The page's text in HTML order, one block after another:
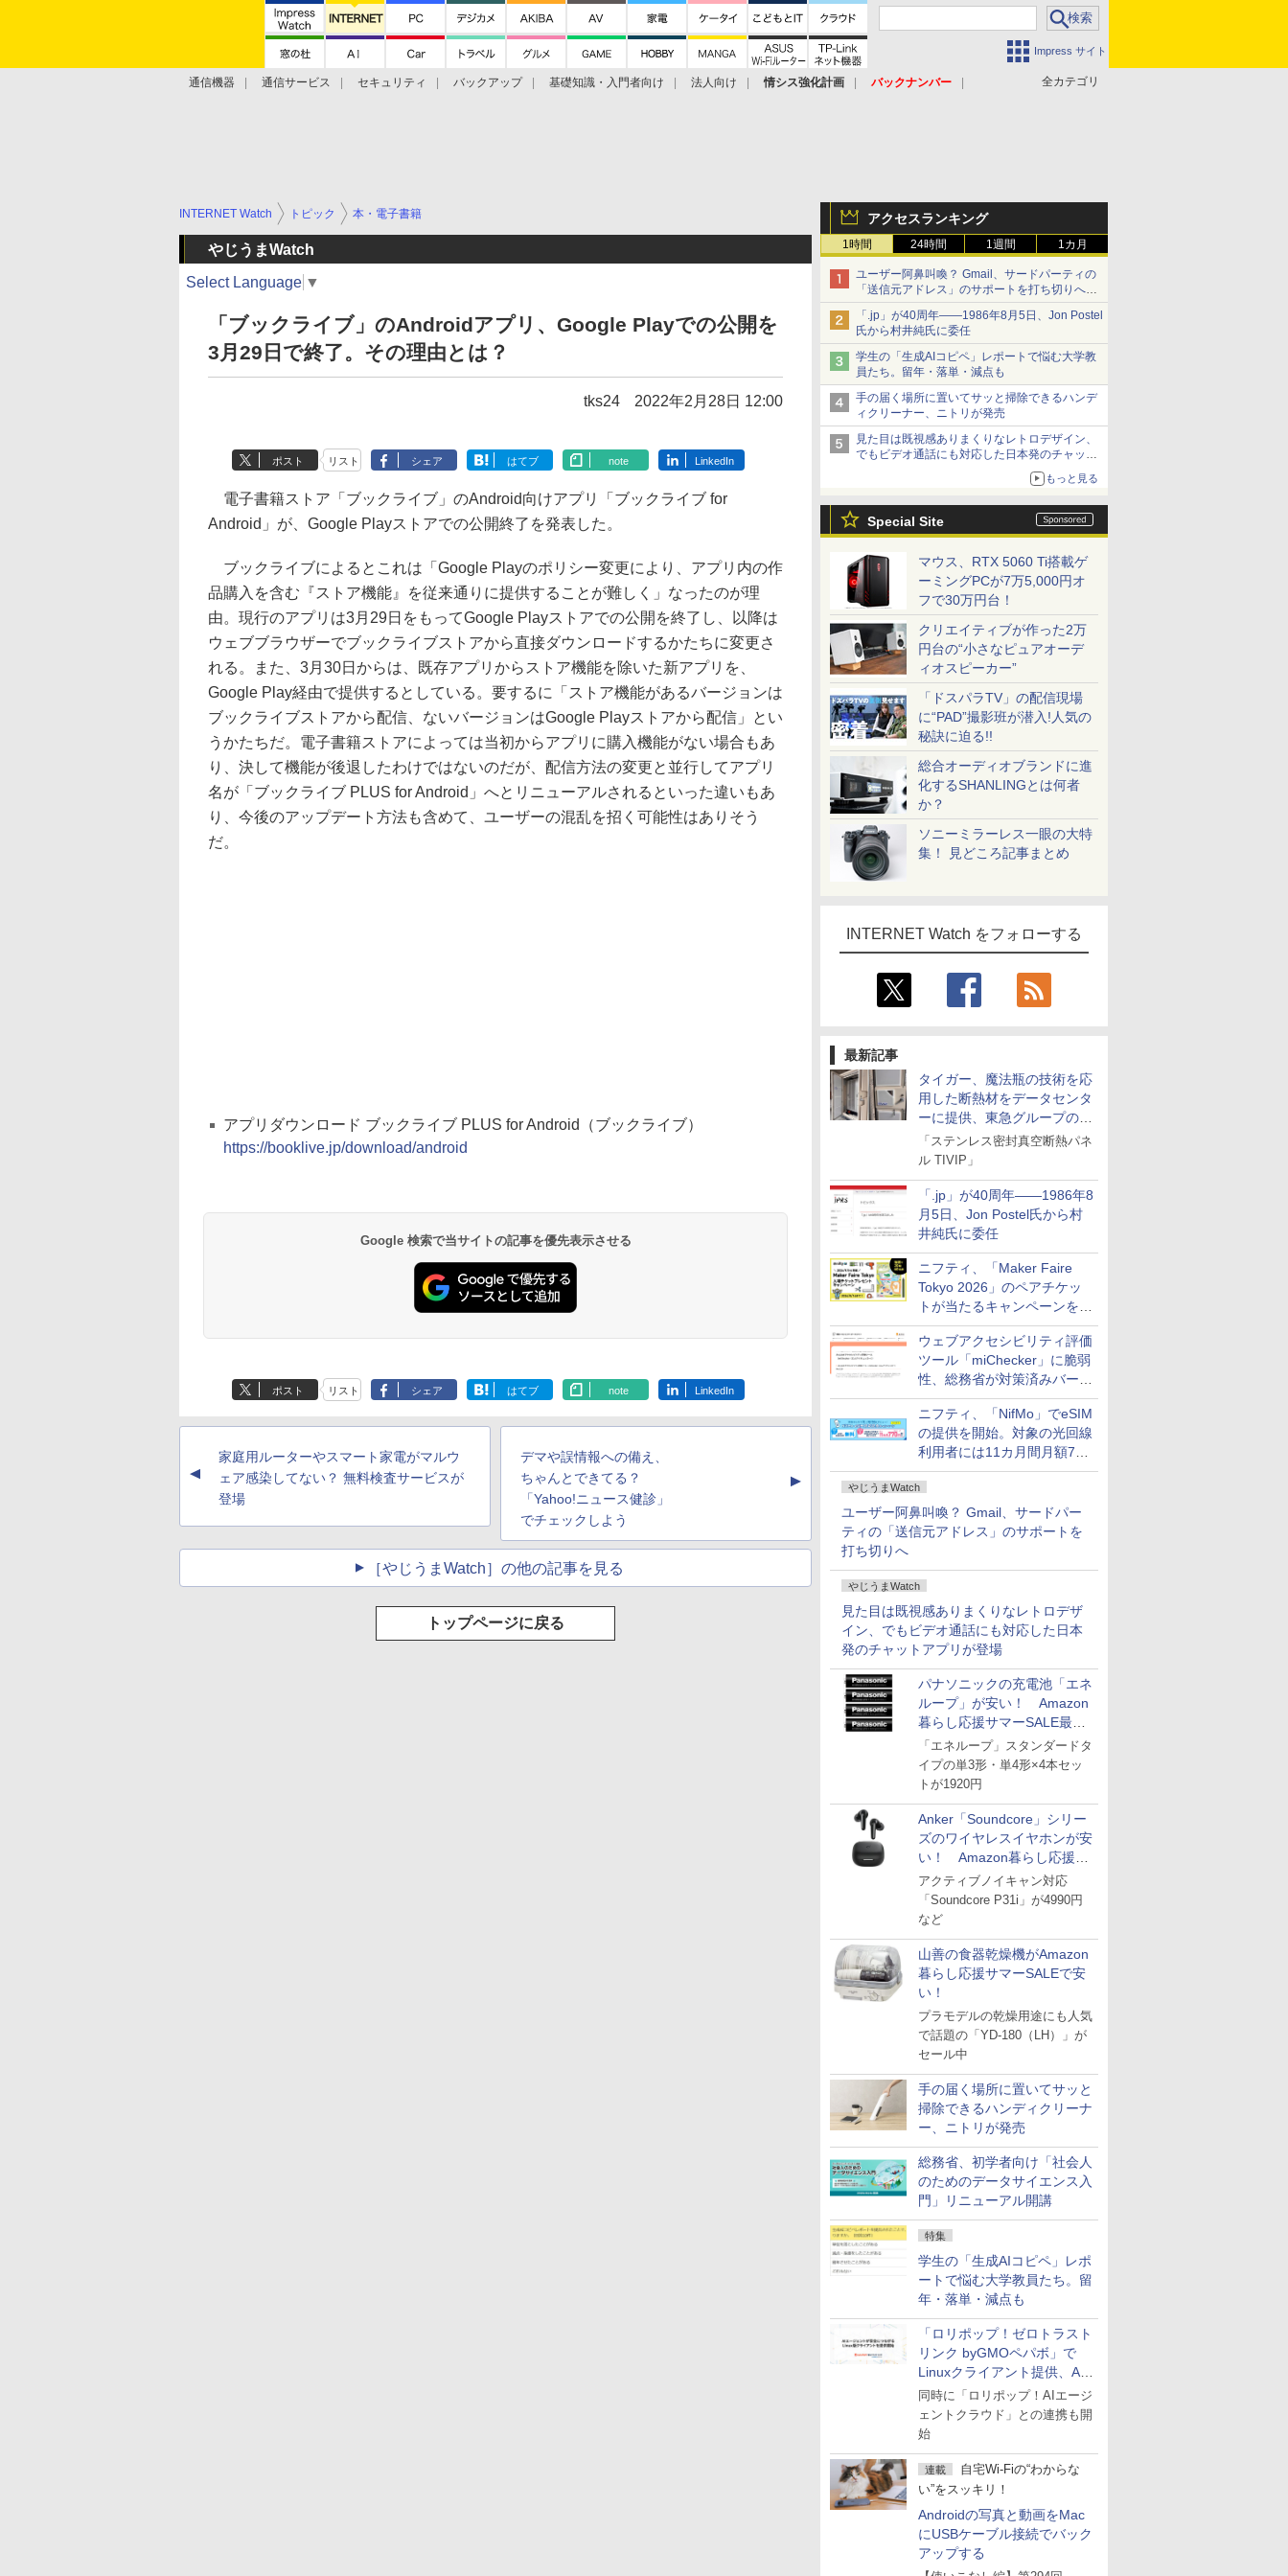
Impress サイト
全カテゴリ
通信機器 通信サービス セキュリティ バックアップ 基礎知識・入門者向け 法人向け 情シス強化計画
バックナンバー
アクセスランキング
1時間 24時間 1週間 1カ月
ユーザー阿鼻叫喚？ Gmail、サードパーティの
「送信元アドレス」のサポートを打ち切りへ
【やじうまWatch】
「.jp」が40周年――1986年8月5日、Jon Postel
氏から村井純氏に委任
学生の「生成AIコピペ」レポートで悩む大学教
員たち。留年・落単・減点も
手の届く場所に置いてサッと掃除できるハンデ
ィクリーナー、ニトリが発売
見た目は既視感ありまくりなレトロデザイン、
でもビデオ通話にも対応した日本発のチャット
もっと見る
Special Site
マウス、RTX 5060 Ti搭載ゲ
ーミングPCが7万5,000円オ
フで30万円台！
クリエイティブが作った2万
円台の“小さなピュアオーデ
ィオスピーカー”
「ドスパラTV」の配信現場
に“PAD”撮影班が潜入!人気の
秘訣に迫る!!
総合オーディオブランドに進
化するSHANLINGとは何者
か？
ソニーミラーレス一眼の大特
集！ 見どころ記事まとめ
INTERNET Watch をフォローする
最新記事
タイガー、魔法瓶の技術を応
用した断熱材をデータセンタ
ーに提供、東急グループの実
証実験で
「ステンレス密封真空断熱パネ
ル TIVIP」
「.jp」が40周年――1986年8
月5日、Jon Postel氏から村
井純氏に委任
ニフティ、「Maker Faire
Tokyo 2026」のペアチケッ
トが当たるキャンペーンをX
で実施。8月16日まで
ウェブアクセシビリティ評価
ツール「miChecker」に脆弱
性、総務省が対策済みバージ
ョンへの更新を呼び掛け
ニフティ、「NifMo」でeSIM
の提供を開始。対象の光回線
利用者には11カ月間月額770
円割引のキャンペーン
やじうまWatch
ユーザー阿鼻叫喚？ Gmail、サードパー
ティの「送信元アドレス」のサポートを
打ち切りへ
やじうまWatch
見た目は既視感ありまくりなレトロデザ
イン、でもビデオ通話にも対応した日本
発のチャットアプリが登場
パナソニックの充電池「エネ
ループ」が安い！ Amazon
暮らし応援サマーSALE最終
日
「エネループ」スタンダードタ
イプの単3形・単4形×4本セッ
トが1920円
Anker「Soundcore」シリー
ズのワイヤレスイヤホンが安
い！ Amazon暮らし応援サ
マーSALE
アクティブノイキャン対応
「Soundcore P31i」が4990円
など
山善の食器乾燥機がAmazon
暮らし応援サマーSALEで安
い！
プラモデルの乾燥用途にも人気
で話題の「YD-180（LH）」が
セール中
手の届く場所に置いてサッと
掃除できるハンディクリーナ
ー、ニトリが発売
総務省、初学者向け「社会人
のためのデータサイエンス入
門」リニューアル開講
特集
学生の「生成AIコピペ」レポ
ートで悩む大学教員たち。留
年・落単・減点も
「ロリポップ！ゼロトラスト
リンク byGMOペパボ」で
Linuxクライアント提供、AI
エージェントの接続が容易に
同時に「ロリポップ！AIエージ
ェントクラウド」との連携も開
始
連載
自宅Wi-Fiの“わからな
い”をスッキリ！
Androidの写真と動画をMac
にUSBケーブル接続でバック
アップする
INTERNET Watch トピック 本・電子書籍
やじうまWatch
Select Language ▼
「ブックライブ」のAndroidアプリ、Google Playでの公開を
3月29日で終了。その理由とは？
tks24 2022年2月28日 12:00
ポスト リスト シェア はてブ note LinkedIn
電子書籍ストア「ブックライブ」のAndroid向けアプリ「ブックライブ for
Android」が、Google Playストアでの公開終了を発表した。
ブックライブによるとこれは「Google Playのポリシー変更により、アプリ内の作
品購入を含む『ストア機能』を従来通りに提供することが難しく」なったのが理
由。現行のアプリは3月29日をもってGoogle Playストアでの公開を終了し、以降は
ウェブブラウザーでブックライブストアから直接ダウンロードするかたちに変更さ
れる。また、3月30日からは、既存アプリからストア機能を除いた新アプリを、
Google Play経由で提供するとしている。要するに「ストア機能があるバージョンは
ブックライブストアから配信、ないバージョンはGoogle Playストアから配信」とい
うかたちだ。電子書籍ストアによっては当初からアプリに購入機能がない場合もあ
り、決して機能が後退したわけではないのだが、配信方法の変更と並行してアプリ
名が「ブックライブ PLUS for Android」へとリニューアルされるといった違いもあ
り、今後のアップデート方法も含めて、ユーザーの混乱を招く可能性はありそう
だ。
アプリダウンロード ブックライブ PLUS for Android（ブックライブ）
https://booklive.jp/download/android
Google 検索で当サイトの記事を優先表示させる
ポスト リスト シェア はてブ note LinkedIn
▲
家庭用ルーターやスマート家電がマルウ
ェア感染してない？ 無料検査サービスが
登場
デマや誤情報への備え、
ちゃんとできてる？
「Yahoo!ニュース健診」
でチェックしよう
▲
［やじうまWatch］の他の記事を見る
トップページに戻る